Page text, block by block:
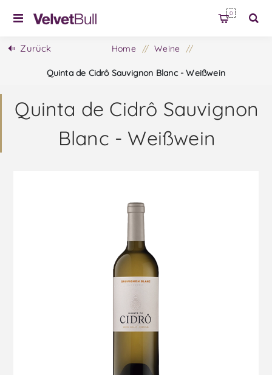
0
Zurück Home / Weine /
Quinta de Cidrô Sauvignon Blanc - Weißwein
Quinta de Cidrô Sauvignon
Blanc - Weißwein